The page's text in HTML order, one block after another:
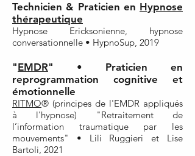
Technicien & Praticien en Hypnose
thérapeutique
Hypnose Ericksonienne, hypnose
conversationnelle • HypnoSup, 2019
"EMDR" • Praticien en
reprogrammation cognitive et
émotionnelle
RITMO® (principes de l'EMDR appliqués
à l'hypnose) "Retraitementde
l’information traumatique par les
mouvements" • Lili Ruggieri et Lise
Bartoli, 2021